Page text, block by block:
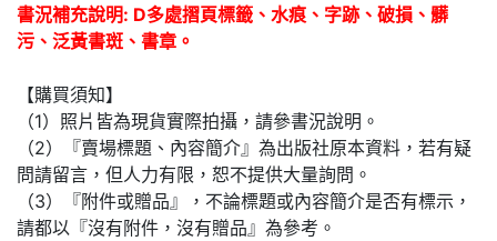
書況補充說明: D多處摺頁標籤、水痕、字跡、破損、髒
污、泛黃書斑、書章。
【購買須知】
（1）照片皆為現貨實際拍攝，請參書況說明。
（2）『賣場標題、內容簡介』為出版社原本資料，若有疑
問請留言，但人力有限，恕不提供大量詢問。
（3）『附件或贈品』，不論標題或內容簡介是否有標示，
請都以『沒有附件，沒有贈品』為參考。